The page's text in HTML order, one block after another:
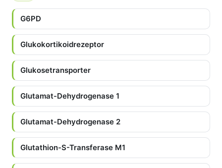
G6PD
Glukokortikoidrezeptor
Glukosetransporter
Glutamat-Dehydrogenase 1
Glutamat-Dehydrogenase 2
Glutathion-S-Transferase M1